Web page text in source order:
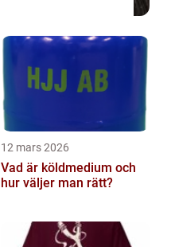
12 mars 2026
Vad är köldmedium och
hur väljer man rätt?